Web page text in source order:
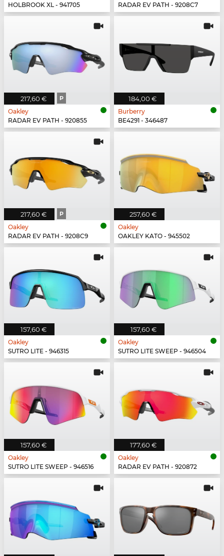
HOLBROOK XL - 941705
RADAR EV PATH - 9208C7
217,60 € P
Oakley
RADAR EV PATH - 920855
184,00 €
Burberry
BE4291 - 346487
217,60 € P
Oakley
RADAR EV PATH - 9208C9
257,60 €
Oakley
OAKLEY KATO - 945502
157,60 €
Oakley
SUTRO LITE - 946315
157,60 €
Oakley
SUTRO LITE SWEEP - 946504
157,60 €
Oakley
SUTRO LITE SWEEP - 946516
177,60 €
Oakley
RADAR EV PATH - 920872